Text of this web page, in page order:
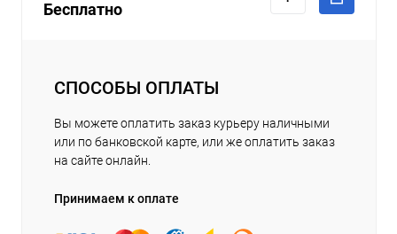
Бесплатно
СПОСОБЫ ОПЛАТЫ
Вы можете оплатить заказ курьеру наличными
или по банковской карте, или же оплатить заказ
на сайте онлайн.
Принимаем к оплате